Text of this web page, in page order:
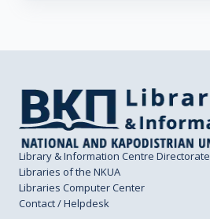
Library & Information Centre Directorate
Libraries of the NKUA
Libraries Computer Center
Contact / Helpdesk